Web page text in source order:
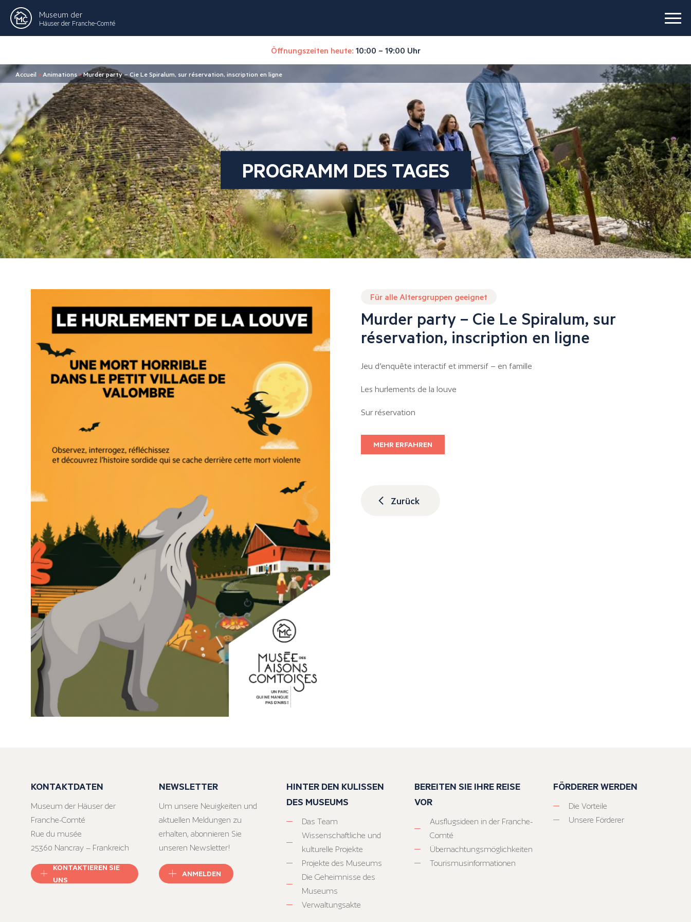
Museum der
Häuser der Franche-Comté
Öffnungszeiten heute: 10:00 – 19:00 Uhr
Accueil > Animations>Murder party – Cie Le Spiralum, sur réservation, inscription en ligne
PROGRAMM DES TAGES
Für alle Altersgruppen geeignet
Murder party – Cie Le Spiralum, sur
réservation, inscription en ligne
Jeu d’enquête interactif et immersif – en famille
Les hurlements de la louve
Sur réservation
MEHR ERFAHREN
Zurück
KONTAKTDATEN
Museum der Häuser der
Franche-Comté
Rue du musée
25360 Nancray – Frankreich
KONTAKTIEREN SIE
UNS
NEWSLETTER
Um unsere Neuigkeiten und
aktuellen Meldungen zu
erhalten, abonnieren Sie
unseren Newsletter!
ANMELDEN
HINTER DEN KULISSEN
DES MUSEUMS
Das Team
Wissenschaftliche und
kulturelle Projekte
Projekte des Museums
Die Geheimnisse des
Museums
Verwaltungsakte
BEREITEN SIE IHRE REISE
VOR
Ausflugsideen in der Franche-
Comté
Übernachtungsmöglichkeiten
Tourismusinformationen
FÖRDERER WERDEN
Die Vorteile
Unsere Förderer